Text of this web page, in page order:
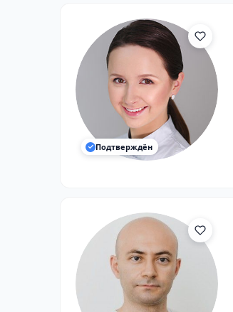
Подтверждён